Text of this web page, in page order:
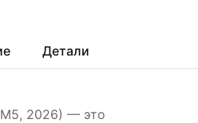
Детали
2026) — это